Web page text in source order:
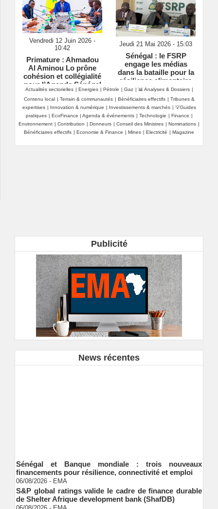
Vendredi 12 Juin 2026 -
10:42
Primature : Ahmadou
Al Aminou Lo prône
cohésion et collégialité
pour l’Agenda Sénégal
2050
Jeudi 21 Mai 2026 - 15:03
Sénégal : le FSRP
engage les médias
dans la bataille pour la
résilience alimentaire
Actualités sectorielles | Energies | Pétrole | Gaz | 📊 Analyses & Dossiers |
Contenu local | Terrain & communautés | Bénéficiaires effectifs | Tribunes &
expertises | Innovation & numérique | Investissements & marchés | 💡Guides
pratiques | EcoFinance | Agenda & événements | Technologie | Finance |
Environnement | Contribution | Donneurs | Conseil des Ministres | Nominations |
Bénéficiaires effectifs | Economie & Finance | Mines | Electricité | Magazine
Publicité
News récentes
Sénégal et Banque mondiale : trois nouveaux
financements pour résilience, connectivité et emploi
06/08/2026 -EMA
S&P global ratings valide le cadre de finance durable
de Shelter Afrique development bank (ShafDB)
06/08/2026 -EMA